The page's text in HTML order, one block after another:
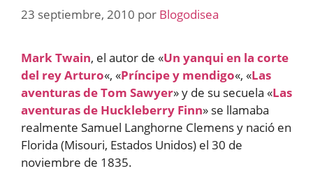
23 septiembre, 2010 por Blogodisea
Mark Twain, el autor de «Un yanqui en la corte
del rey Arturo«, «Príncipe y mendigo«, «Las
aventuras de Tom Sawyer» y de su secuela «Las
aventuras de Huckleberry Finn» se llamaba
realmente Samuel Langhorne Clemens y nació en
Florida (Misouri, Estados Unidos) el 30 de
noviembre de 1835.